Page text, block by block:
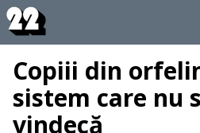
Copiii din
sistem care nu
vindecă